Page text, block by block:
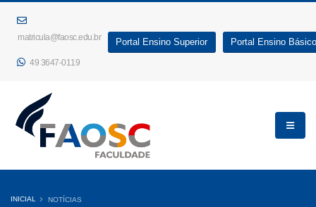
matricula@faosc.edu.br
49 3647-0119
Portal Ensino Superior Portal Ensino
INICIAL NOTÍCIAS